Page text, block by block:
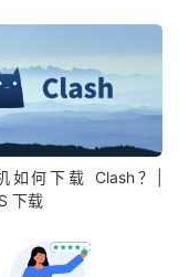
如何下载 Clash？|
下载